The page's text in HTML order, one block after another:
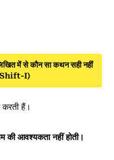
में से कौन सा कथन सही नहीं
(Shift-I)
हैं।
की आवश्यकता नहीं होती।